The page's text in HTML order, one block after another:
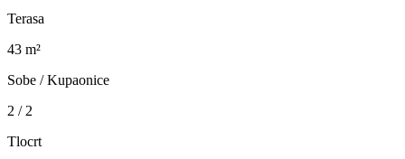
Terasa
43 m²
Sobe / Kupaonice
2 / 2
Tlocrt